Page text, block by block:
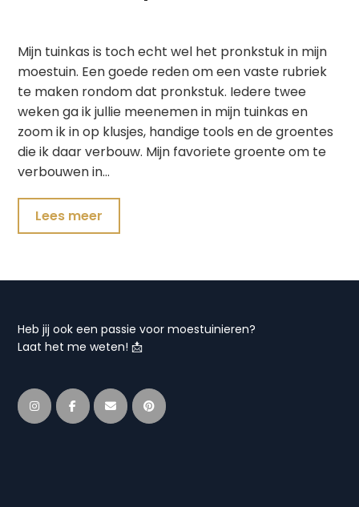
Mijn tuinkas is toch echt wel het pronkstuk in mijn
moestuin. Een goede reden om een vaste rubriek
te maken rondom dat pronkstuk. Iedere twee
weken ga ik jullie meenemen in mijn tuinkas en
zoom ik in op klusjes, handige tools en de groentes
die ik daar verbouw. Mijn favoriete groente om te
verbouwen in…
Lees meer
Heb jij ook een passie voor moestuinieren?
Laat het me weten! 📩